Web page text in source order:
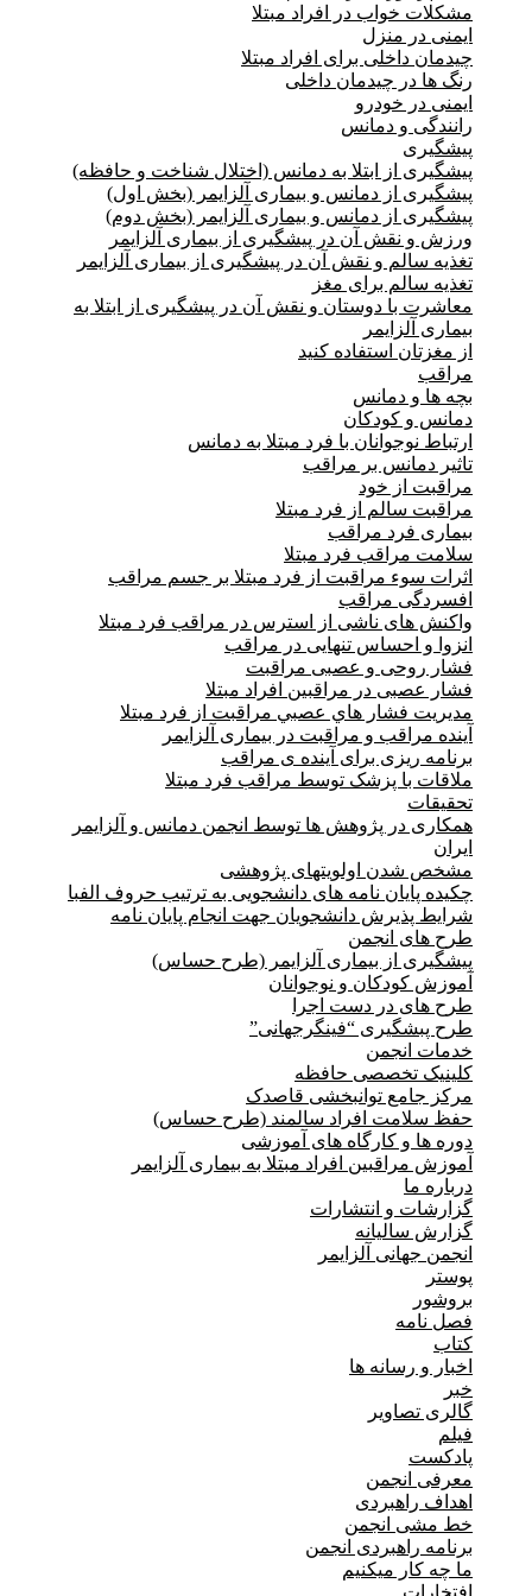
مشکلات خواب در افراد مبتلا
ایمنی در منزل
چیدمان داخلی برای افراد مبتلا
رنگ ها در چیدمان داخلی
ایمنی در خودرو
رانندگی و دمانس
پیشگیری
پیشگیری از ابتلا به دمانس (اختلال شناخت و حافظه)
پیشگیری از دمانس و بیماری آلزایمر (بخش اول)
پیشگیری از دمانس و بیماری آلزایمر (بخش دوم)
ورزش و نقش آن در پیشگیری از بیماری آلزایمر
تغذیه سالم و نقش آن در پیشگیری از بیماری آلزایمر
تغذیه سالم برای مغز
معاشرت با دوستان و نقش آن در پیشگیری از ابتلا به
بیماری آلزایمر
از مغزتان استفاده کنید
مراقب
بچه ها و دمانس
دمانس و کودکان
ارتباط نوجوانان با فرد مبتلا به دمانس
تاثیر دمانس بر مراقب
مراقبت از خود
مراقبت سالم از فرد مبتلا
بیماری فرد مراقب
سلامت مراقب فرد مبتلا
اثرات سوء مراقبت از فرد مبتلا بر جسم مراقب
افسردگی مراقب
واکنش های ناشی از استرس در مراقب فرد مبتلا
انزوا و احساس تنهایی در مراقب
فشار روحی و عصبی مراقبت
فشار عصبی در مراقبین افراد مبتلا
مدیریت فشار هاي عصبي مراقبت از فرد مبتلا
آینده مراقب و مراقبت در بیماری آلزایمر
برنامه ریزی برای آینده ی مراقب
ملاقات با پزشک توسط مراقب فرد مبتلا
تحقیقات
همکاری در پژوهش ها توسط انجمن دمانس و آلزایمر
ایران
مشخص شدن اولویتهای پژوهشی
چکیده پایان نامه های دانشجویی به ترتیب حروف الفبا
شرایط پذیرش دانشجویان جهت انجام پایان نامه
طرح های انجمن
پیشگیری از بیماری آلزایمر (طرح حساس)
آموزش کودکان و نوجوانان
طرح های در دست اجرا
طرح پبشگیری “فینگرجهانی”
خدمات انجمن
کلینیک تخصصی حافظه
مرکز جامع توانبخشی قاصدک
حفظ سلامت افراد سالمند (طرح حساس)
دوره ها و کارگاه های آموزشی
آموزش مراقبین افراد مبتلا به بیماری آلزایمر
درباره ما
گزارشات و انتشارات
گزارش سالیانه
انجمن جهانی آلزایمر
پوستر
بروشور
فصل نامه
کتاب
اخبار و رسانه ها
خبر
گالری تصاویر
فیلم
پادکست
معرفی انجمن
اهداف راهبردی
خط مشی انجمن
برنامه راهبردی انجمن
ما چه کار میکنیم
افتخارات